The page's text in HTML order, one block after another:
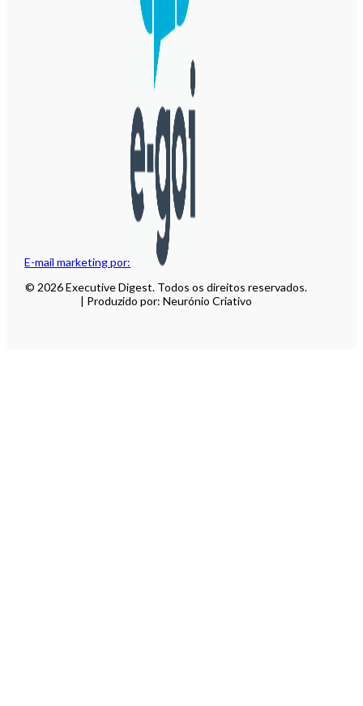
E-mail marketing por:
© 2026 Executive Digest. Todos os direitos reservados.
| Produzido por: Neurónio Criativo